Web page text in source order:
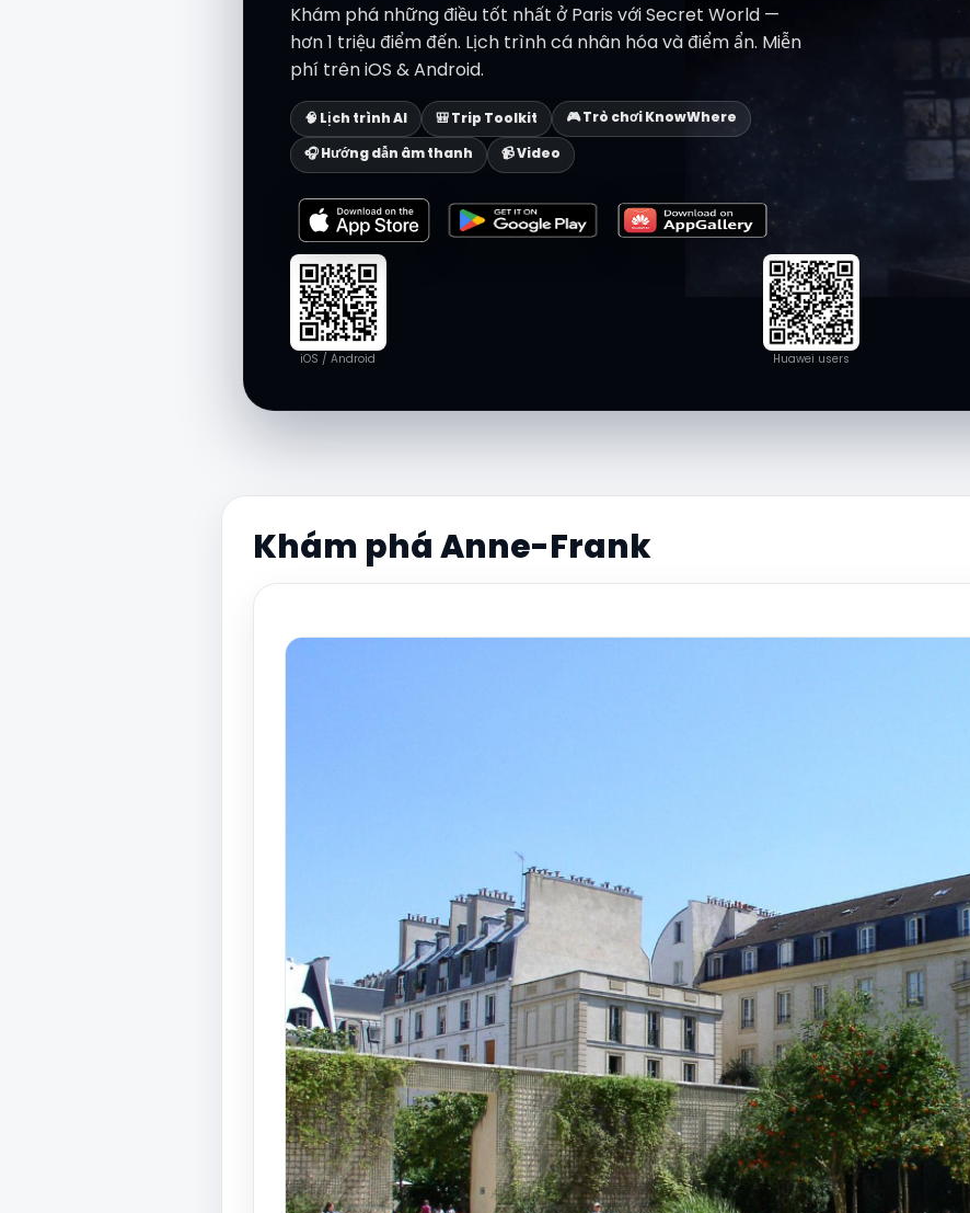
Khám phá những điều tốt nhất ở Paris với Secret World —
hơn 1 triệu điểm đến. Lịch trình cá nhân hóa và điểm ẩn. Miễn
phí trên iOS & Android.
🧠 Lịch trình AI 🎒 Trip Toolkit
🎮 Trò chơi KnowWhere
🎧 Hướng dẫn âm thanh
📹 Video
iOS / Android Huawei users
Khám phá Anne-Frank